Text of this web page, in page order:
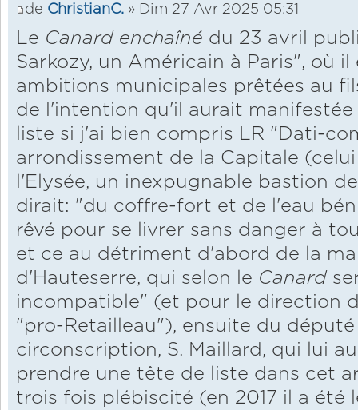
de ChristianC. » Dim 27 Avr 2025 05:31
Le Canard enchaîné du 23 avril
Sarkozy, un Américain à Paris", où
ambitions municipales prêtées au
de l'intention qu'il aurait
liste si j'ai bien compris LR "Dati-
arrondissement de la Capitale
l'Elysée, un inexpugnable bastion
dirait: "du coffre-fort et de l'eau
rêvé pour se livrer sans danger à
et ce au détriment d'abord de la
d'Hauteserre, qui selon le Canard
incompatible" (et pour le direction
"pro-Retailleau"), ensuite du député
circonscription, S. Maillard, qui lui
prendre une tête de liste dans cet
trois fois plébiscité (en 2017 il a été